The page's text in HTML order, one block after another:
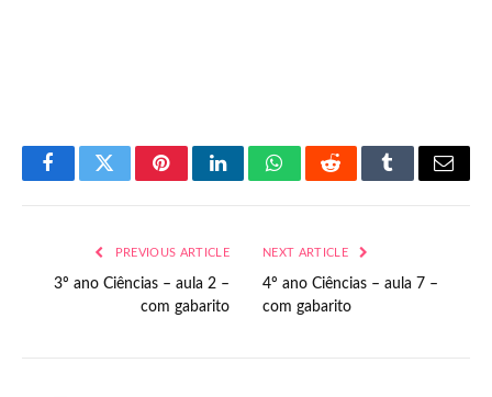
FacebookTwitterPinterestLinkedInWhatsAppRedditTumblrEmail
PREVIOUS ARTICLE
3º ano Ciências – aula 2 –
com gabarito
NEXT ARTICLE
4º ano Ciências – aula 7 –
com gabarito